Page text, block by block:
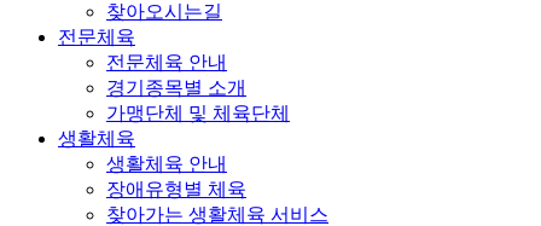
찾아오시는길
전문체육
전문체육 안내
경기종목별 소개
가맹단체 및 체육단체
생활체육
생활체육 안내
장애유형별 체육
찾아가는 생활체육 서비스